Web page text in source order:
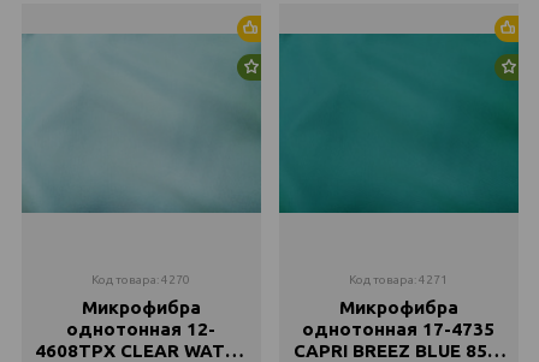
Код товара: 4270
Микрофибра
однотонная 12-
4608TPX CLEAR WATER
Код товара: 4271
Микрофибра
однотонная 17-4735
CAPRI BREEZ BLUE 85г/